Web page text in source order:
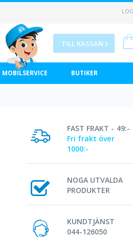
TILL KASSAN
MOBILSERVICE BUTIKER
FAST FRAKT - 49:-
Fri frakt över
1000:-
NOGA UTVALDA
PRODUKTER
KUNDTJÄNST
044-126050